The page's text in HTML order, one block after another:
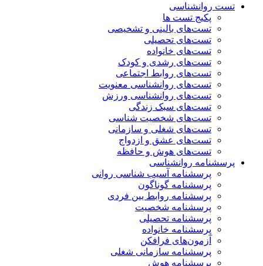
تست روانشناسی
پکیج تست ها
تست‌های بالینی و تشخیصی
تست‌های تحصیلی
تست‌های خانواده
تست‌های رشدی و کودک
تست‌های روابط اجتماعی
تست‌های روانشناسی معنویت
تست‌های روانشناسی ورزش
تست‌های سبک زندگی
تست‌های شخصیت شناسی
تست‌های شغلی و سازمانی
تست‌های عشق و ازدواج
تست‌های هوش و حافظه
پرسشنامه روانشناسی
پرسشنامه آسیب شناسی روانی
پرسشنامه گوناگون
پرسشنامه روابط بین فردی
پرسشنامه شخصیت
پرسشنامه تحصیلی
پرسشنامه خانواده
آزمون‌های فرافکن
پرسشنامه سازمانی شغلی
پرسشنامه هوش